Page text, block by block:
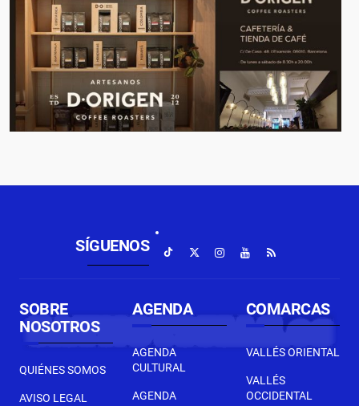
SÍGUENOS
SOBRE
NOSOTROS
QUIÉNES SOMOS
AVISO LEGAL
AGENDA
AGENDA
CULTURAL
AGENDA
COMARCAS
VALLÉS ORIENTAL
VALLÉS
OCCIDENTAL